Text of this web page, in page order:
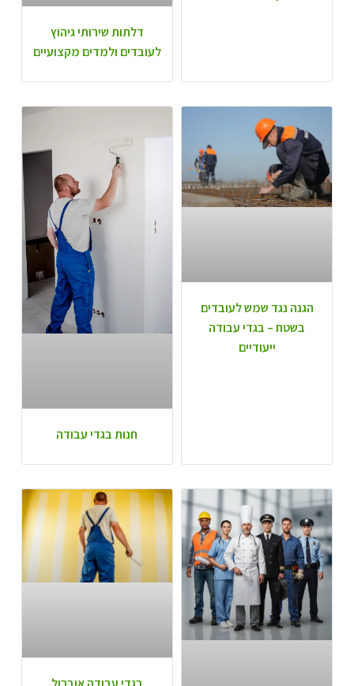
דלתות שירותי גיהוץ
לעובדים ולמדים מקצועיים
הגנה נגד שמש לעובדים
בשטח – בגדי עבודה
ייעודיים
חנות בגדי עבודה